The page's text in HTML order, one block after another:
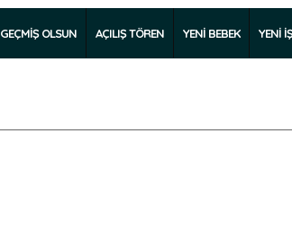
GEÇMİŞ OLSUN AÇILIŞ TÖREN YENİ BEBEK YENİ